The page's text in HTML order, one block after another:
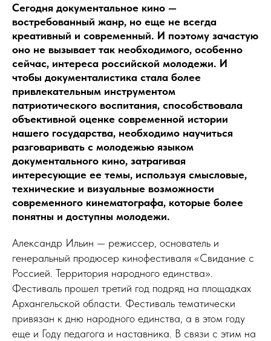
Сегодня документальное кино —
востребованный жанр, но еще не всегда
креативный и современный. И поэтому зачастую
оно не вызывает так необходимого, особенно
сейчас, интереса российской молодежи. И
чтобы документалистика стала более
привлекательным инструментом
патриотического воспитания, способствовала
объективной оценке современной истории
нашего государства, необходимо научиться
разговаривать с молодежью языком
документального кино, затрагивая
интересующие ее темы, используя смысловые,
технические и визуальные возможности
современного кинематографа, которые более
понятны и доступны молодежи.
Александр Ильин — режиссер, основатель и
генеральный продюсер кинофестиваля «Свидание с
Россией. Территория народного единства».
Фестиваль прошел третий год подряд на площадках
Архангельской области. Фестиваль тематически
привязан к дню народного единства, а в этом году
еще и Году педагога и наставника. В связи с этим на